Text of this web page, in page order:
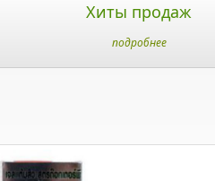
Хиты продаж
подробнее